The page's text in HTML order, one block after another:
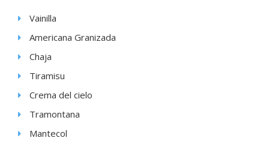
Vainilla
Americana Granizada
Chaja
Tiramisu
Crema del cielo
Tramontana
Mantecol